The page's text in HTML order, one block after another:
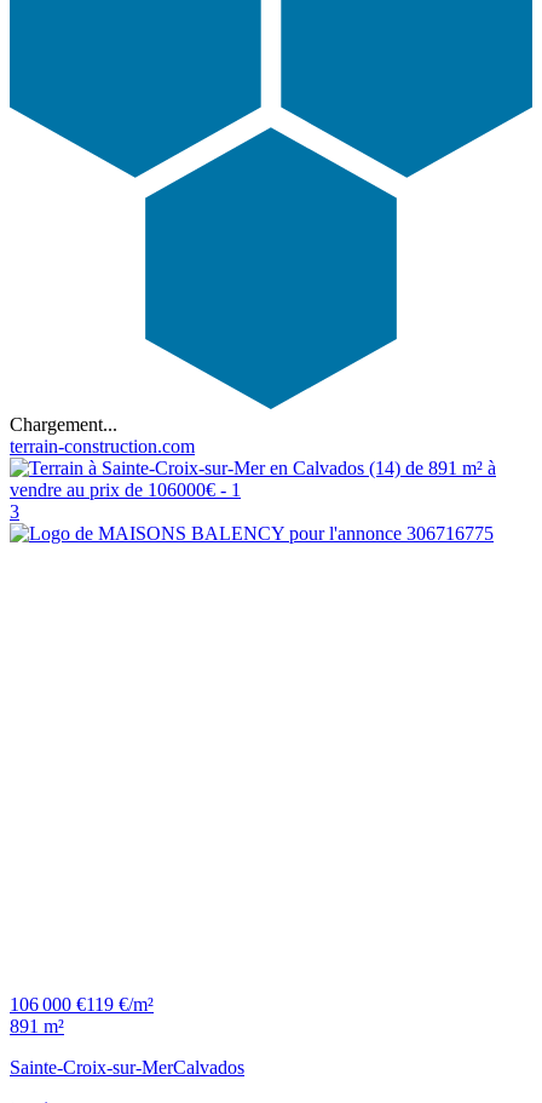
Chargement...
terrain-construction.com
3
106 000 €119 €/m²
891 m²
Sainte-Croix-sur-MerCalvados